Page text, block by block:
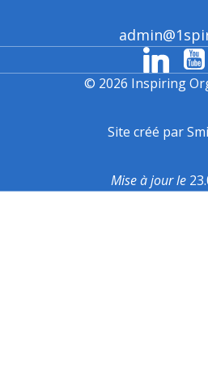
© 2026 Inspiring
Site créé par
Mise à jour le